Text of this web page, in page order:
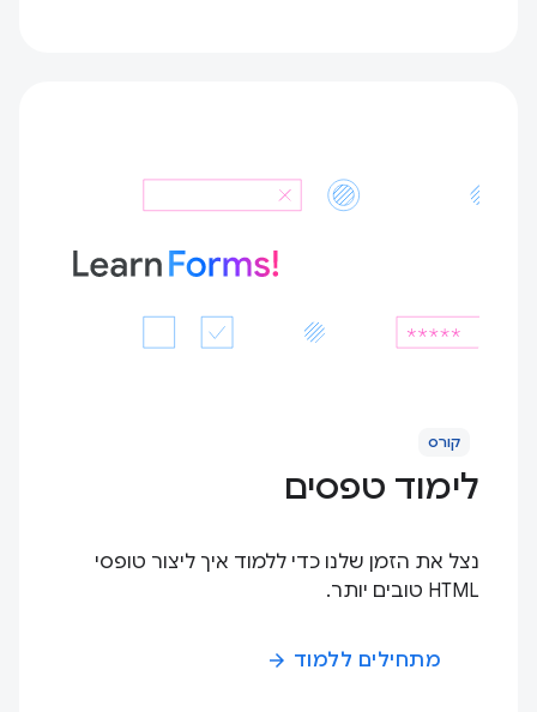
קורס
לימוד טפסים
נצל את הזמן שלנו כדי ללמוד איך ליצור טופסי
HTML טובים יותר.
מתחילים ללמוד arrow_forward